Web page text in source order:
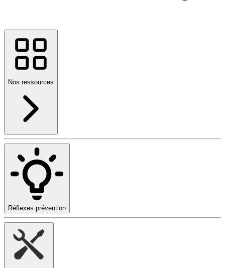
Nos ressources
Réflexes prévention